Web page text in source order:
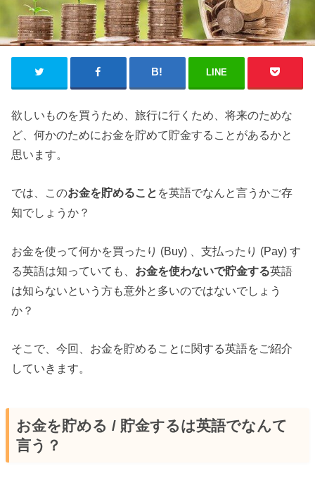
LINE
欲しいものを買うため、旅行に行くため、将来のためな
ど、何かのためにお金を貯めて貯金することがあるかと
思います。
では、このお金を貯めること を英語でなんと言うかご存
知でしょうか？
お金を使って何かを買ったり (Buy) 、支払ったり (Pay) す
る英語は知っていても、 お金を使わないで貯金する英語
は知らないという方も意外と多いのではないでしょう
か？
そこで、今回、お金を貯めることに関する英語をご紹介
していきます。
お金を貯める / 貯金するは英語でなんて
言う？